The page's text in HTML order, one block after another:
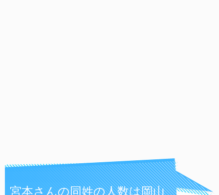
宮本さんの同姓の人数は岡山